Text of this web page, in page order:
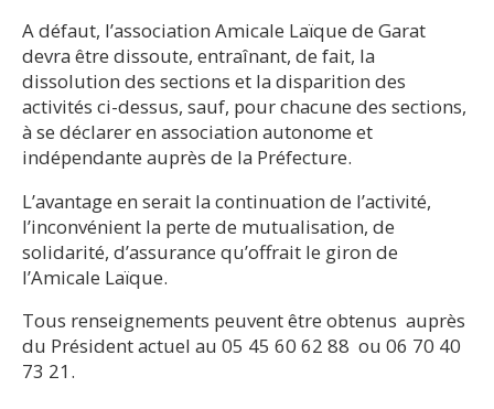
A défaut, l’association Amicale Laïque de Garat
devra être dissoute, entraînant, de fait, la
dissolution des sections et la disparition des
activités ci-dessus, sauf, pour chacune des sections,
à se déclarer en association autonome et
indépendante auprès de la Préfecture.
L’avantage en serait la continuation de l’activité,
l’inconvénient la perte de mutualisation, de
solidarité, d’assurance qu’offrait le giron de
l’Amicale Laïque.
Tous renseignements peuvent être obtenus auprès
du Président actuel au 05 45 60 62 88 ou 06 70 40
73 21.